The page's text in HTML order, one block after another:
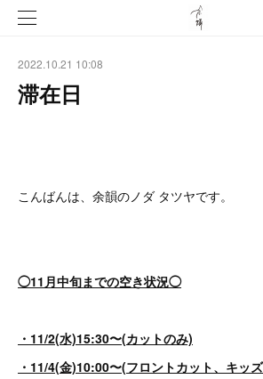
2022.10.21 10:08
滞在日
こんばんは、余韻のノダ タツヤです。
◯11月中旬までの空き状況◯
・11/2(水)15:30〜(カットのみ)
・11/4(金)10:00〜(フロントカット、キッ